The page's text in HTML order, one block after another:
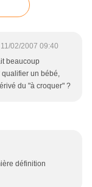
11/02/2007 09:40
beaucoup
un bébé,
du "à croquer" ?
définition